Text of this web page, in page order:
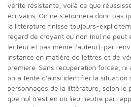
vérité résistante, voilà ce que
écrivains. On ne s'étonnera donc pas
la littérature finisse toujours-
regard de croyant ou non (nul ne peut
lecteur et pas même l'auteur)-par
instance en matière de lettres et de
première. Sans récupération forcée, ni
on a tenté d'ainsi identifier la situation
personnages de la littérature, selon le
que nul n'est en un lieu neutre par